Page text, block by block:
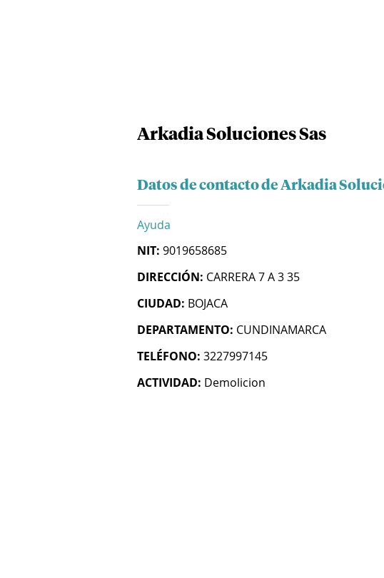
Arkadia Soluciones Sas
Datos de contacto de Arkadia
Ayuda
NIT: 9019658685
DIRECCIÓN: CARRERA 7 A 3 35
CIUDAD: BOJACA
DEPARTAMENTO: CUNDINAMARCA
TELÉFONO: 3227997145
ACTIVIDAD: Demolicion